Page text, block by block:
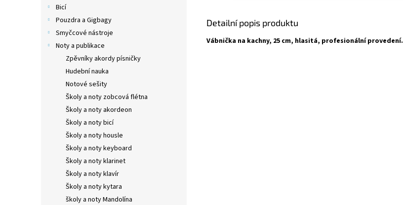
Bicí
Pouzdra a Gigbagy
Smyčcové nástroje
Noty a publikace
Zpěvníky akordy písničky
Hudební nauka
Notové sešity
Školy a noty zobcová flétna
Školy a noty akordeon
Školy a noty bicí
Školy a noty housle
Školy a noty keyboard
Školy a noty klarinet
Školy a noty klavír
Školy a noty kytara
školy a noty Mandolína
Detailní popis produktu
Vábnička na kachny, 25 cm, hlasitá, profesionální provedení.